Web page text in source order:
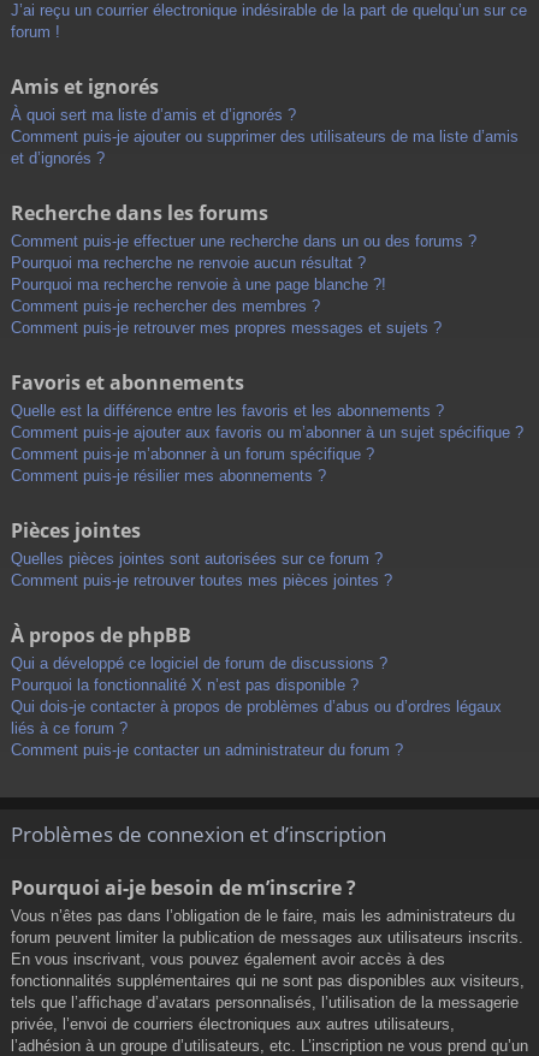
J’ai reçu un courrier électronique indésirable de la part de quelqu’un sur ce
forum !
Amis et ignorés
À quoi sert ma liste d’amis et d’ignorés ?
Comment puis-je ajouter ou supprimer des utilisateurs de ma liste d’amis
et d’ignorés ?
Recherche dans les forums
Comment puis-je effectuer une recherche dans un ou des forums ?
Pourquoi ma recherche ne renvoie aucun résultat ?
Pourquoi ma recherche renvoie à une page blanche ?!
Comment puis-je rechercher des membres ?
Comment puis-je retrouver mes propres messages et sujets ?
Favoris et abonnements
Quelle est la différence entre les favoris et les abonnements ?
Comment puis-je ajouter aux favoris ou m’abonner à un sujet spécifique ?
Comment puis-je m’abonner à un forum spécifique ?
Comment puis-je résilier mes abonnements ?
Pièces jointes
Quelles pièces jointes sont autorisées sur ce forum ?
Comment puis-je retrouver toutes mes pièces jointes ?
À propos de phpBB
Qui a développé ce logiciel de forum de discussions ?
Pourquoi la fonctionnalité X n’est pas disponible ?
Qui dois-je contacter à propos de problèmes d’abus ou d’ordres légaux
liés à ce forum ?
Comment puis-je contacter un administrateur du forum ?
Problèmes de connexion et d’inscription
Pourquoi ai-je besoin de m’inscrire ?
Vous n’êtes pas dans l’obligation de le faire, mais les administrateurs du
forum peuvent limiter la publication de messages aux utilisateurs inscrits.
En vous inscrivant, vous pouvez également avoir accès à des
fonctionnalités supplémentaires qui ne sont pas disponibles aux visiteurs,
tels que l’affichage d’avatars personnalisés, l’utilisation de la messagerie
privée, l’envoi de courriers électroniques aux autres utilisateurs,
l’adhésion à un groupe d’utilisateurs, etc. L’inscription ne vous prend qu’un